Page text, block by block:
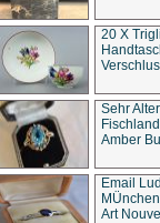
20 X
Sehr
Amber
Email
Art